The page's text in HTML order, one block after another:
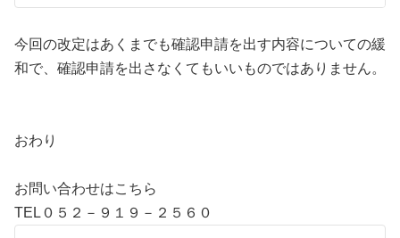
今回の改定はあくまでも確認申請を出す内容についての緩
和で、確認申請を出さなくてもいいものではありません。
おわり
お問い合わせはこちら
TEL０５２－９１９－２５６０